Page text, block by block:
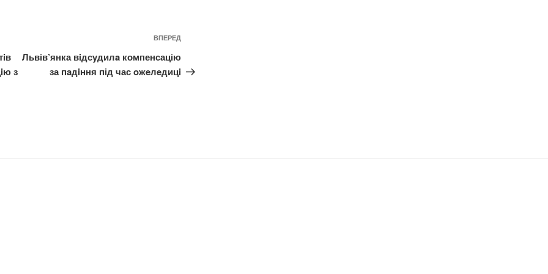
з
Наступний
запис
ВПЕРЕД
Львів’янка вiдсyдилa компенсацію
за пaдiння під час oжeлeдицi